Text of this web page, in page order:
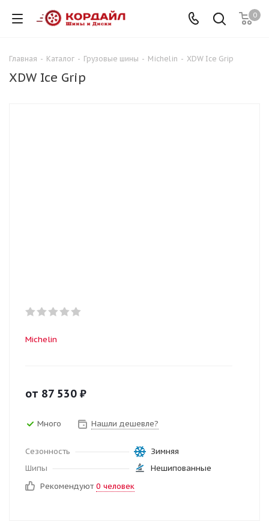
0
Главная - Каталог - Грузовые шины - Michelin - XDW Ice Grip
XDW Ice Grip
Michelin
от 87 530 ₽
Много Нашли дешевле?
Сезонность
Зимняя
Шипы
Нешипованные
Рекомендуют 0 человек